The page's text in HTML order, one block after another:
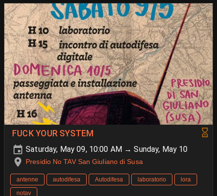
FUCK YOUR SYSTEM
Saturday, May 09, 10:00 AM → Sunday, May 10
Presidio No TAV San Giuliano di Susa
antenne autodifesa Autodifesa laboratorio
lora
notav